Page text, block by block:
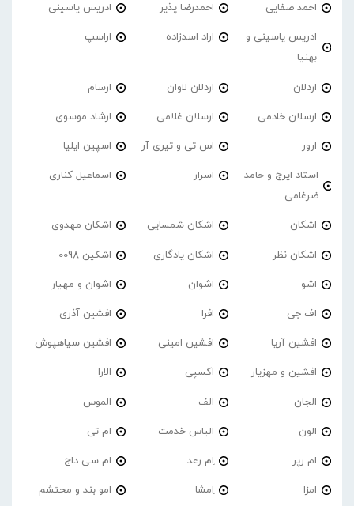
احمد صفایی احمدرضا پذیر ادریس یاسینی
ادریس یاسینی و
بهنیا
اراد اسدزاده اراسپ
اردلان اردلان لاوان ارسام
ارسلان خادمی ارسلان غلامی ارشاد موسوی
ارور اس تی و تیری آر اسپین ایلیا
استاد ایرج و حامد
ضرغامی
اسرار اسماعیل کناری
اشکان اشکان شمسایی اشکان مهدوی
اشکان نظر اشکان یادگاری اشکین 0098
اشو اشوان اشوان و مهیار
اف جی افرا افشین آذری
افشین آریا افشین امینی افشین سیاهپوش
افشین و مهزیار اکسپی الارا
الجان الف الموس
الون الیاس خدمت ام تی
ام رپر اِم رعد ام سی داج
امزا اِمشا امو بند و محتشم